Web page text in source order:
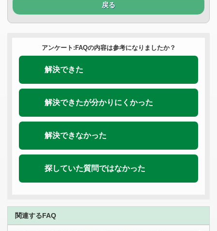
戻る
アンケート:FAQの内容は参考になりましたか？
解決できた
解決できたが分かりにくかった
解決できなかった
探していた質問ではなかった
関連するFAQ